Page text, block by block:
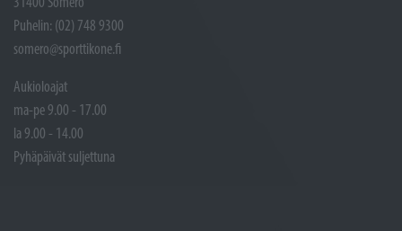
Puhelin: (02) 748 9300
somero@sporttikone.fi
Aukioloajat
ma-pe 9.00 - 17.00
la 9.00 - 14.00
Pyhäpäivät suljettuna